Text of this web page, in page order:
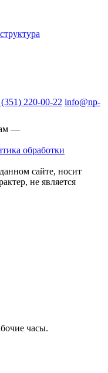
220-00-22 info@np-
—
обработки
сайте, носит
не является
часы.